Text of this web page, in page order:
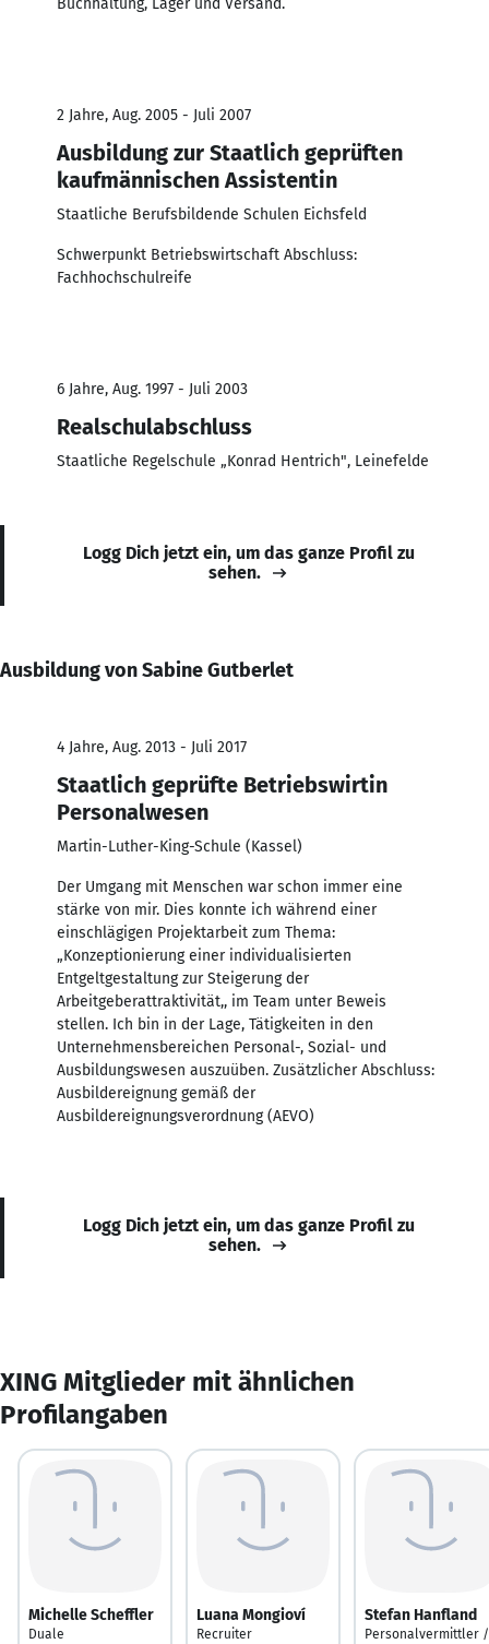
2 Jahre, Aug. 2005 - Juli 2007
Ausbildung zur Staatlich geprüften
kaufmännischen Assistentin
Staatliche Berufsbildende Schulen Eichsfeld
Schwerpunkt Betriebswirtschaft Abschluss:
Fachhochschulreife
6 Jahre, Aug. 1997 - Juli 2003
Realschulabschluss
Staatliche Regelschule „Konrad Hentrich", Leinefelde
Logg Dich jetzt ein, um das ganze Profil zu
sehen.
Ausbildung von Sabine Gutberlet
4 Jahre, Aug. 2013 - Juli 2017
Staatlich geprüfte Betriebswirtin
Personalwesen
Martin-Luther-King-Schule (Kassel)
Der Umgang mit Menschen war schon immer eine
stärke von mir. Dies konnte ich während einer
einschlägigen Projektarbeit zum Thema:
„Konzeptionierung einer individualisierten
Entgeltgestaltung zur Steigerung der
Arbeitgeberattraktivität,, im Team unter Beweis
stellen. Ich bin in der Lage, Tätigkeiten in den
Unternehmensbereichen Personal-, Sozial- und
Ausbildungswesen auszuüben. Zusätzlicher Abschluss:
Ausbildereignung gemäß der
Ausbildereignungsverordnung (AEVO)
Logg Dich jetzt ein, um das ganze Profil zu
sehen.
XING Mitglieder mit ähnlichen
Profilangaben
Michelle Scheffler
Duale
Luana Mongioví
Recruiter
Stefan Hanfland
Personalvermittler /